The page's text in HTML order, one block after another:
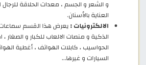
و الشعر و الجسم ، معدات الحلاقة
العناية بالأسنان.
الالكترونيات : يعرض هذا القسم سماعات
الذكية و منصات الالعاب للكبار و الصغار
الحواسيب ، كابلات الهواتف ، أغطية
السيارات و غيرها…